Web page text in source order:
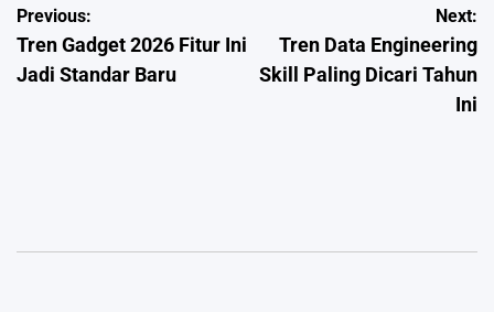
Post
navigation
Previous:
Tren Gadget 2026 Fitur Ini
Jadi Standar Baru
Next:
Tren Data Engineering
Skill Paling Dicari Tahun
Ini